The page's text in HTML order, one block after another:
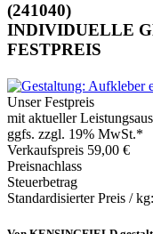
(241040)
INDIVIDUELLE
FESTPREIS
Unser Festpreis
mit aktueller
ggfs. zzgl. 19% MwSt.*
Verkaufspreis 59,00 €
Preisnachlass
Steuerbetrag
Standardisierter Preis / kg: